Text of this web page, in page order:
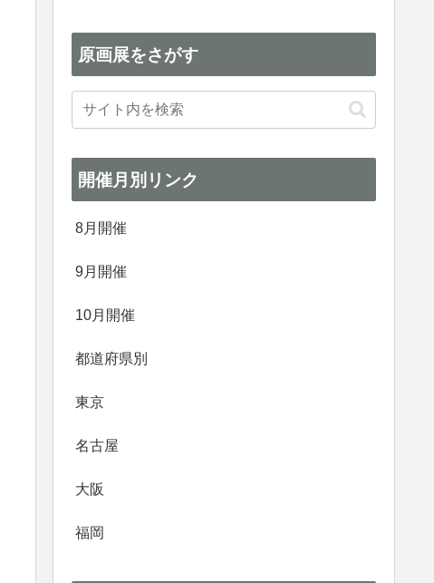
原画展をさがす
開催月別リンク
8月開催
9月開催
10月開催
都道府県別
東京
名古屋
大阪
福岡